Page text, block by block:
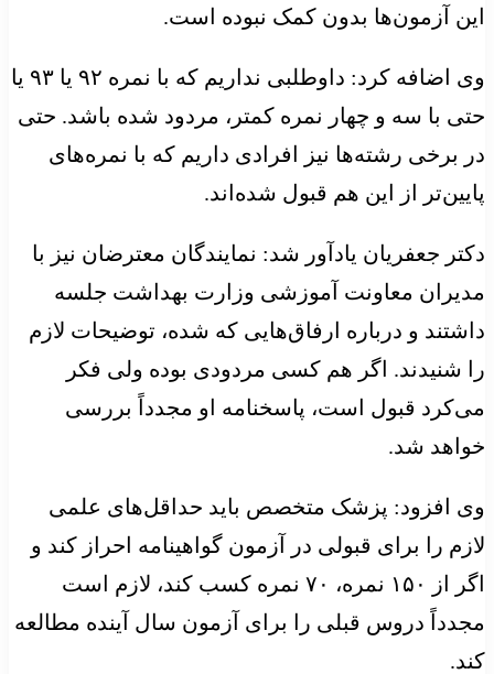
این آزمون‌ها بدون کمک نبوده است.
وی اضافه کرد: داوطلبی نداریم که با نمره ۹۲ یا ۹۳ یا
حتی با سه و چهار نمره کمتر، مردود شده باشد. حتی
در برخی رشته‌ها نیز افرادی داریم که با نمره‌های
پایین‌تر از این هم قبول شده‌اند.
دکتر جعفریان یادآور شد: نمایندگان معترضان نیز با
مدیران معاونت آموزشی وزارت بهداشت جلسه
داشتند و درباره ارفاق‌هایی که شده، توضیحات لازم
را شنیدند. اگر هم کسی مردودی بوده ولی فکر
می‌کرد قبول است، پاسخنامه او مجدداً بررسی
خواهد شد.
وی افزود: پزشک متخصص باید حداقل‌های علمی
لازم را برای قبولی در آزمون گواهینامه احراز کند و
اگر از ۱۵۰ نمره، ۷۰ نمره کسب کند، لازم است
مجدداً دروس قبلی را برای آزمون سال آینده مطالعه
کند.